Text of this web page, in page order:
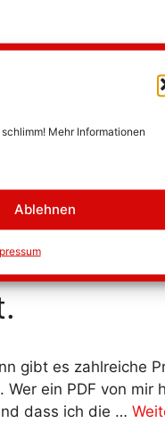
Mehr Informationen
Ablehnen
einen aktuellen
ergänzt, die
Die
gibt es zahlreiche
ein PDF von
dass ich die …